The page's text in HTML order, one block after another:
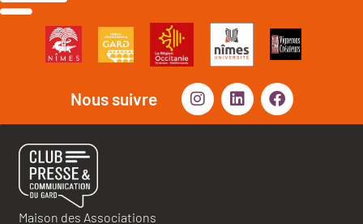
Nous suivre
Maison des Associations